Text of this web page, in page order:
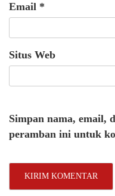
Email *
Situs Web
Simpan nama, email,
peramban ini untuk